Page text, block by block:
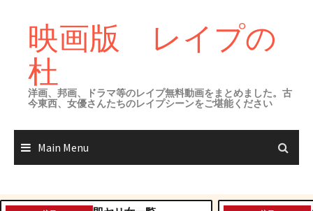
content映画版 レイプの
杜
洋画、邦画、ドラマ等のレイプ無料動画をまとめました。古
今東西、女優さんたちのレイプシーンをご堪能ください
Main Menu